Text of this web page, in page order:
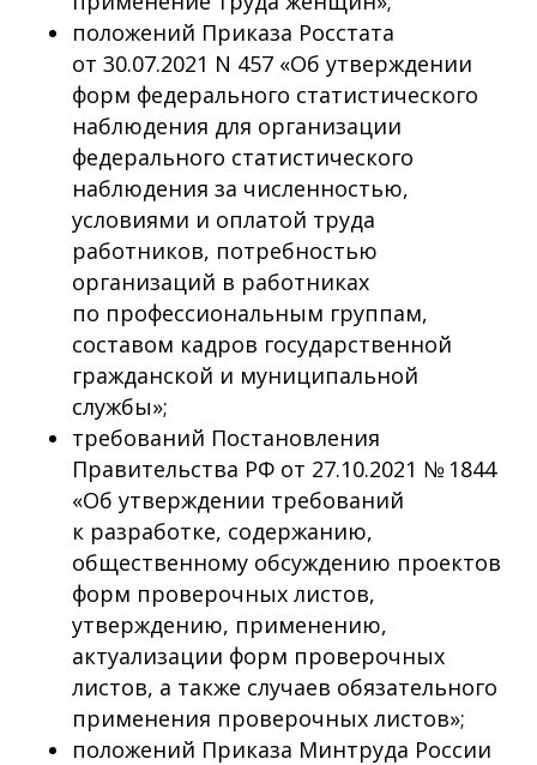
положений Приказа Росстата
от 30.07.2021 N 457 «Об утверждении
форм федерального статистического
наблюдения для организации
федерального статистического
наблюдения за численностью,
условиями и оплатой труда
работников, потребностью
организаций в работниках
по профессиональным группам,
составом кадров государственной
гражданской и муниципальной
службы»;
требований Постановления
Правительства РФ от 27.10.2021 № 1844
«Об утверждении требований
к разработке, содержанию,
общественному обсуждению проектов
форм проверочных листов,
утверждению, применению,
актуализации форм проверочных
листов, а также случаев обязательного
применения проверочных листов»;
положений Приказа Минтруда России